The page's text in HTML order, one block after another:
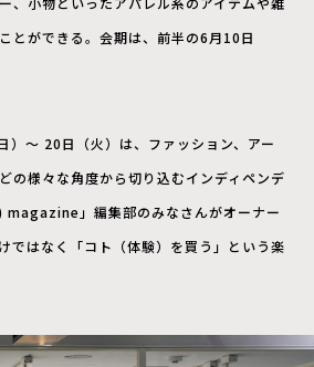
とができる。会期は、前半の6月10日
）～ 20日（火）は、ファッション、アー
の様々な角度から切り込むインディペンデ
magazine」編集部のみなさんがオーナー
ではなく「コト（体験）を買う」という楽